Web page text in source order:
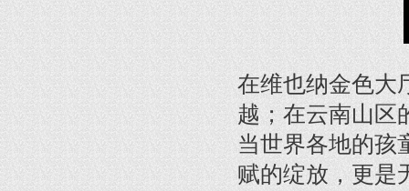
在维也纳金色大
越；在云南山区
当世界各地的孩
赋的绽放，更是